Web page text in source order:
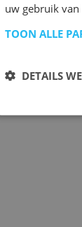
hoogte
uw gebruik
TOON ALLE
DETAILS